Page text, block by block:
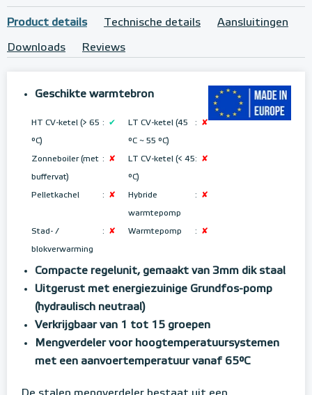
Product details Technische details Aansluitingen
Downloads Reviews
Geschikte warmtebron
HT CV-ketel (> 65
°C)
: ✔ LT CV-ketel (45
°C ~ 55 °C)
: ✘
Zonneboiler (met
buffervat)
: ✘ LT CV-ketel (< 45
°C)
: ✘
Pelletkachel : ✘ Hybride
warmtepomp
: ✘
Stad- /
blokverwarming
: ✘ Warmtepomp : ✘
Compacte regelunit, gemaakt van 3mm dik staal
Uitgerust met energiezuinige Grundfos-pomp
(hydraulisch neutraal)
Verkrijgbaar van 1 tot 15 groepen
Mengverdeler voor hoogtemperatuursystemen
met een aanvoertemperatuur vanaf 65°C